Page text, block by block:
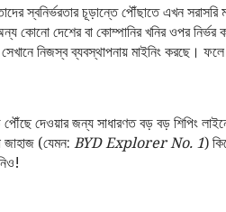
স্বনির্ভরতার চূড়ান্তে পৌঁছাতে এখন সরাসরি
কোনো দেশের বা কোম্পানির খনির ওপর নির্ভর
নিজস্ব ব্যবস্থাপনায় মাইনিং করছে।
পৌঁছে দেওয়ার জন্য সাধারণত বড় বড় শিপিং
জাহাজ (যেমন: BYD Explorer No. 1)